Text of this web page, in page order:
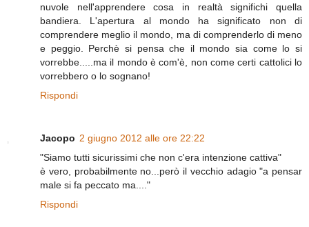
nuvole nell'apprendere cosa in realtà significhi quella
bandiera. L'apertura al mondo ha significato non di
comprendere meglio il mondo, ma di comprenderlo di meno
e peggio. Perchè si pensa che il mondo sia come lo si
vorrebbe.....ma il mondo è com'è, non come certi cattolici lo
vorrebbero o lo sognano!
Rispondi
Jacopo 2 giugno 2012 alle ore 22:22
"Siamo tutti sicurissimi che non c'era intenzione cattiva"
è vero, probabilmente no...però il vecchio adagio "a pensar
male si fa peccato ma...."
Rispondi